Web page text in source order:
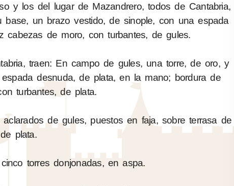
y los del lugar de Mazandrero, todos de Cantabria,
un brazo vestido, de sinople, con una espada
cabezas de moro, con turbantes, de gules.
traen: En campo de gules, una torre, de oro, y
desnuda, de plata, en la mano; bordura de
turbantes, de plata.
de gules, puestos en faja, sobre terrasa de
plata.
torres donjonadas, en aspa.